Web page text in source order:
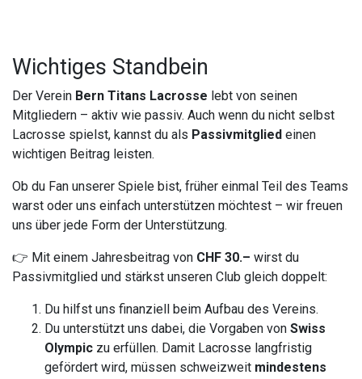
Wichtiges Standbein
Der Verein Bern Titans Lacrosse lebt von seinen
Mitgliedern – aktiv wie passiv. Auch wenn du nicht selbst
Lacrosse spielst, kannst du als Passivmitglied einen
wichtigen Beitrag leisten.
Ob du Fan unserer Spiele bist, früher einmal Teil des Teams
warst oder uns einfach unterstützen möchtest – wir freuen
uns über jede Form der Unterstützung.
👉 Mit einem Jahresbeitrag von CHF 30.– wirst du
Passivmitglied und stärkst unseren Club gleich doppelt:
Du hilfst uns finanziell beim Aufbau des Vereins.
Du unterstützt uns dabei, die Vorgaben von Swiss
Olympic zu erfüllen. Damit Lacrosse langfristig
gefördert wird, müssen schweizweit mindestens